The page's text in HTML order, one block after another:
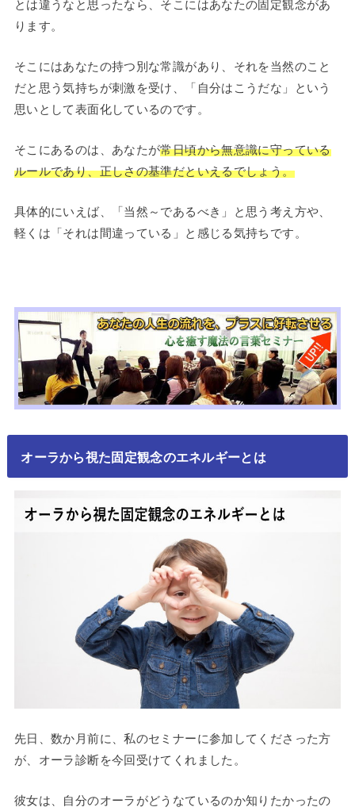
とは違うなと思ったなら、そこにはあなたの固定観念があ
ります。
そこにはあなたの持つ別な常識があり、それを当然のこと
だと思う気持ちが刺激を受け、「自分はこうだな」という
思いとして表面化しているのです。
そこにあるのは、あなたが常日頃から無意識に守っている
ルールであり、正しさの基準だといえるでしょう。
具体的にいえば、「当然～であるべき」と思う考え方や、
軽くは「それは間違っている」と感じる気持ちです。
オーラから視た固定観念のエネルギーとは
先日、数か月前に、私のセミナーに参加してくださった方
が、オーラ診断を今回受けてくれました。
彼女は、自分のオーラがどうなているのか知りたかったの